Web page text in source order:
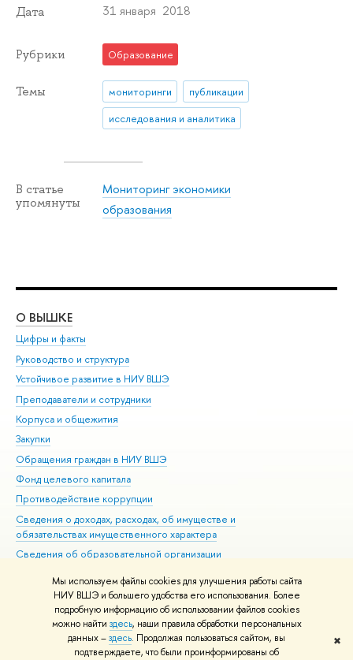
Мы используем файлы cookies для улучшения работы сайта
НИУ ВШЭ и большего удобства его использования. Более
подробную информацию об использовании файлов cookies
можно найти здесь, наши правила обработки персональных
данных –здесь. Продолжая пользоваться сайтом, вы
подтверждаете, что были проинформированы об
✖
Дата 31 января 2018
Рубрики Образование
Темы мониторинги
публикации
исследования и аналитика
В статье
упомянуты
Мониторинг экономики
образования
О ВЫШКЕ
Цифры и факты
Руководство и структура
Устойчивое развитие в НИУ ВШЭ
Преподаватели и сотрудники
Корпуса и общежития
Закупки
Обращения граждан в НИУ ВШЭ
Фонд целевого капитала
Противодействие коррупции
Сведения о доходах, расходах, об имуществе и
обязательствах имущественного характера
Сведения об образовательной организации
Людям с ограниченными возможностями здоровья
Единая платежная страница
Работа в Вышке